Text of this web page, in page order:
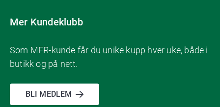
Mer Kundeklubb
Som MER-kunde får du unike kupp hver uke, både i
butikk og på nett.
BLI MEDLEM